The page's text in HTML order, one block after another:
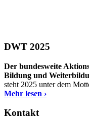
DWT 2025
Der bundesweite
Bildung und
steht 2025 unter dem
Mehr lesen ›
Kontakt